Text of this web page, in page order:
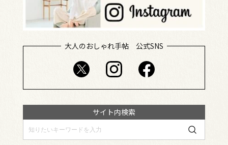
大人のおしゃれ手帖 公式SNS
サイト内検索